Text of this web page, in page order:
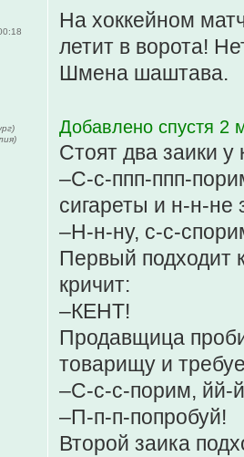
На хоккейном
летит в ворота!
Шмена шаштава.
Добавлено спустя 2
Стоят два заики у
–С-с-ппп-ппп-
сигареты и н-н-не
–Н-н-ну, с-с-
Первый подходит
кричит:
–КЕНТ!
Продавщица
товарищу и
–С-с-с-порим, йй-
–П-п-п-попробуй!
Второй заика